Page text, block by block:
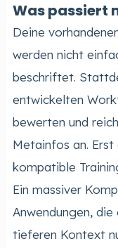
Was passiert
Deine
werden nicht
beschriftet.
entwickelten
bewerten und
Metainfos an.
kompatible
Ein massiver
Anwendungen,
tieferen Kontext